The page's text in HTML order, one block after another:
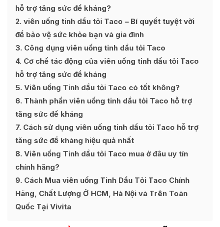
hỗ trợ tăng sức đề kháng?
2 viên uống tinh dầu tỏi Taco – Bí quyết tuyệt vời
để bảo vệ sức khỏe bạn và gia đình
3 Công dụng viên uống tinh dầu tỏi Taco
4 Cơ chế tác động của viên uống tinh dầu tỏi Taco
hỗ trợ tăng sức đề kháng
5 Viên uống Tinh dầu tỏi Taco có tốt không?
6 Thành phần viên uống tinh dầu tỏi Taco hỗ trợ
tăng sức đề kháng
7 Cách sử dụng viên uống tinh dầu tỏi Taco hỗ trợ
tăng sức đề kháng hiệu quả nhất
8 Viên uống Tinh dầu tỏi Taco mua ở đâu uy tín
chính hãng?
9 Cách Mua viên uống Tinh Dầu Tỏi Taco Chính
Hãng, Chất Lượng Ở HCM, Hà Nội và Trên Toàn
Quốc Tại Vivita